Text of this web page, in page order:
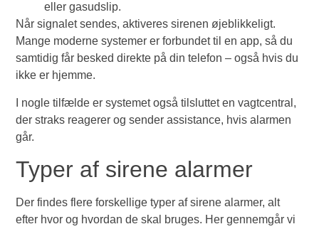
eller gasudslip.
Når signalet sendes, aktiveres sirenen øjeblikkeligt.
Mange moderne systemer er forbundet til en app, så du
samtidig får besked direkte på din telefon – også hvis du
ikke er hjemme.
I nogle tilfælde er systemet også tilsluttet en vagtcentral,
der straks reagerer og sender assistance, hvis alarmen
går.
Typer af sirene alarmer
Der findes flere forskellige typer af sirene alarmer, alt
efter hvor og hvordan de skal bruges. Her gennemgår vi